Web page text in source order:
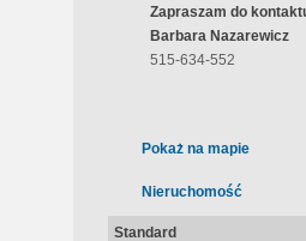
Zapraszam do
Barbara Nazarewicz
515-634-552
Pokaż na mapie
Nieruchomość
Standard